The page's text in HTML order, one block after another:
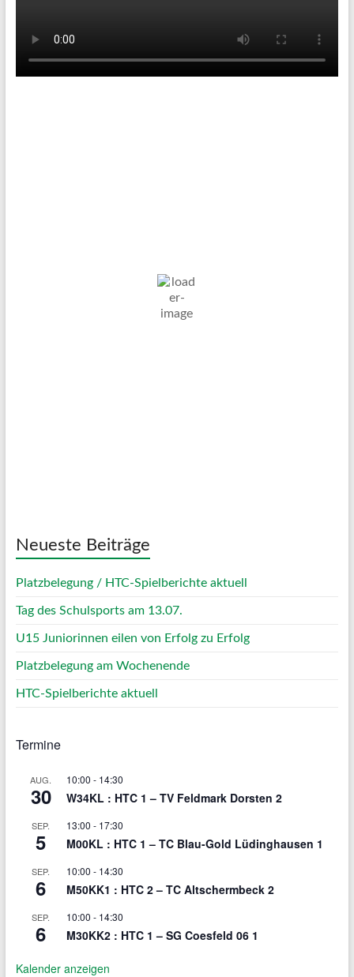
21
Neueste Beiträge
Platzbelegung / HTC-Spielberichte aktuell
Tag des Schulsports am 13.07.
U15 Juniorinnen eilen von Erfolg zu Erfolg
Platzbelegung am Wochenende
HTC-Spielberichte aktuell
Termine
AUG.
30
10:00 - 14:30
W34KL : HTC 1 – TV Feldmark Dorsten 2
SEP.
5
13:00 - 17:30
M00KL : HTC 1 – TC Blau-Gold Lüdinghausen 1
SEP.
6
10:00 - 14:30
M50KK1 : HTC 2 – TC Altschermbeck 2
SEP.
6
10:00 - 14:30
M30KK2 : HTC 1 – SG Coesfeld 06 1
Kalender anzeigen